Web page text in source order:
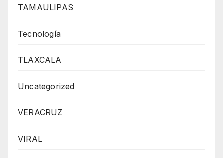
TAMAULIPAS
Tecnología
TLAXCALA
Uncategorized
VERACRUZ
VIRAL